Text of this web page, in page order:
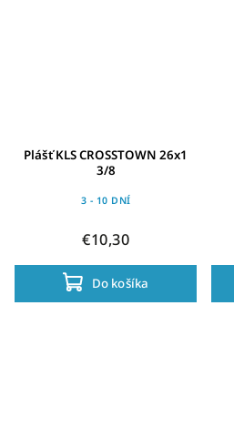
Plášť KLS CROSSTOWN 26x1
3/8
3 - 10 DNÍ
€10,30
Do košíka